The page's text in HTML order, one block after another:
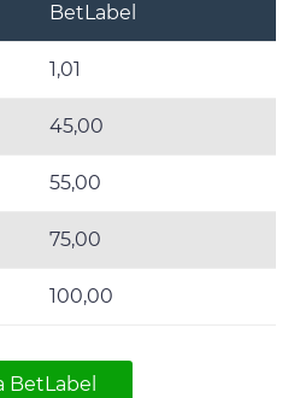
BetLabel
1,01
45,00
55,00
75,00
100,00
BetLabel